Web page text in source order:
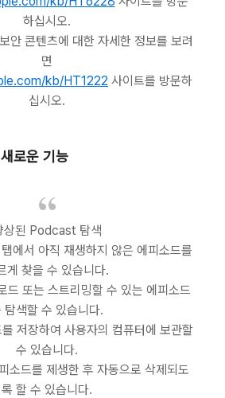
하십시오.
안 콘텐츠에 대한 자세한 정보를 보려
면
kb/HT1222 사이트를 방문하
십시오.
로운 기능
상된 Podcast 탐색
에서 아직 재생하지 않은 에피소드를
게 찾을 수 있습니다.
드 또는 스트리밍할 수 있는 에피소드
탐색할 수 있습니다.
저장하여 사용자의 컴퓨터에 보관할
수 있습니다.
소드를 제생한 후 자동으로 삭제되도
록 할 수 있습니다.